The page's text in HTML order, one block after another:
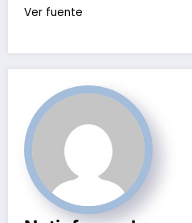
Navegación
entradas
Ver fuente